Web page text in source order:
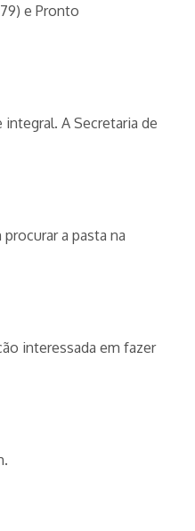
e Pronto
A Secretaria de
a pasta na
interessada em fazer